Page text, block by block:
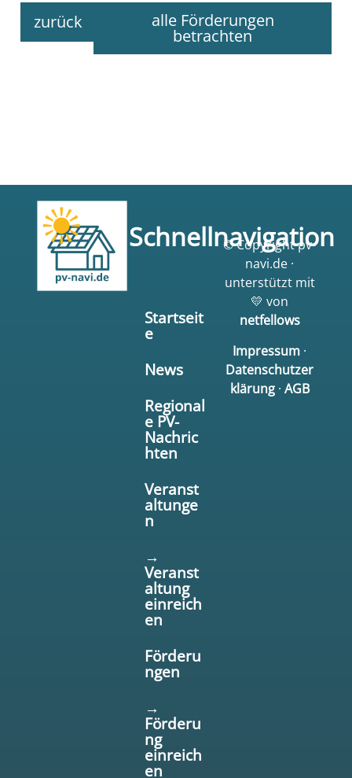
zurück alle Förderungen
betrachten
Schnellnavigation
Startseit
e
News
Regional
e PV-
Nachric
hten
Veranst
altunge
n
→
Veranst
altung
einreich
en
Förderu
ngen
→
Förderu
ng
einreich
en
© Copyright pv-
navi.de ·
unterstützt mit
💛 von
netfellows
Impressum ·
Datenschutzer
klärung· AGB